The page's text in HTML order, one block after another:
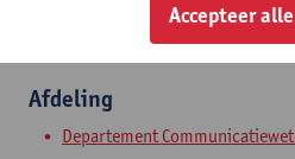
Afdeling
Departement
Accepteer